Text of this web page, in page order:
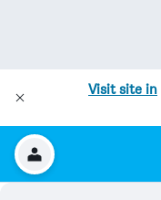
Visit site in